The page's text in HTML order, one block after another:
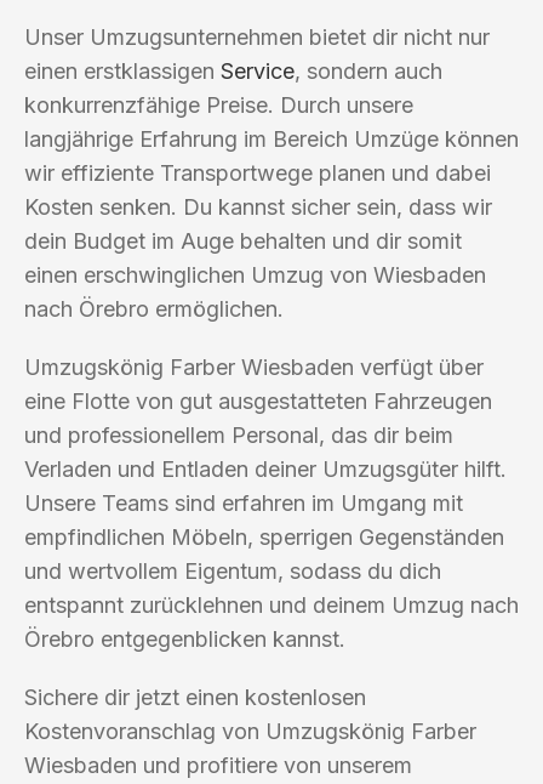
Unser Umzugsunternehmen bietet dir nicht nur
einen erstklassigen Service, sondern auch
konkurrenzfähige Preise. Durch unsere
langjährige Erfahrung im Bereich Umzüge können
wir effiziente Transportwege planen und dabei
Kosten senken. Du kannst sicher sein, dass wir
dein Budget im Auge behalten und dir somit
einen erschwinglichen Umzug von Wiesbaden
nach Örebro ermöglichen.
Umzugskönig Farber Wiesbaden verfügt über
eine Flotte von gut ausgestatteten Fahrzeugen
und professionellem Personal, das dir beim
Verladen und Entladen deiner Umzugsgüter hilft.
Unsere Teams sind erfahren im Umgang mit
empfindlichen Möbeln, sperrigen Gegenständen
und wertvollem Eigentum, sodass du dich
entspannt zurücklehnen und deinem Umzug nach
Örebro entgegenblicken kannst.
Sichere dir jetzt einen kostenlosen
Kostenvoranschlag von Umzugskönig Farber
Wiesbaden und profitiere von unserem